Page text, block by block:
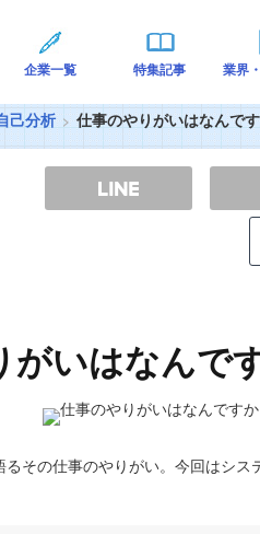
企業一覧 特集記事 業界
己分析 仕事のやりがいはなんです
いはなんで
その仕事のやりがい。今回はシ